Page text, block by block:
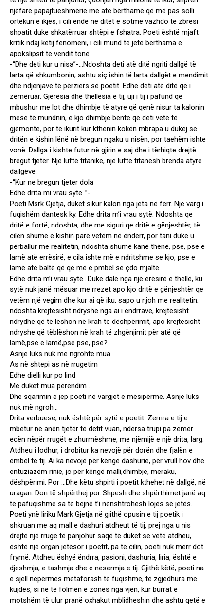
njëfarë papajtueshmërie me atë bërthamë që më pas solli
ortekun e ikjes, i cili ende në ditët e sotme vazhdo të zbresi
shpatit duke shkatërruar shtëpi e fshatra. Poeti është mjaft
kritik ndaj këtij fenomeni, i cili mund të jetë bërthama e
apokslipsit të vendit tonë
-“Dhe deti kur u nisa”-…Ndoshta deti atë ditë ngriti dallgë të
larta që shkumbonin, ashtu siç ishin të larta dallgët e mendimit
dhe ndjenjave të përziers së poetit. Edhe deti atë ditë qe i
zemëruar. Gjërësia dhe thellësia e tij, uji i tij i pafund qe
mbushur me lot dhe dhimbje të atyre që qenë nisur ta kalonin
mese të mundnin, e kjo dhimbje bënte që deti vetë të
gjëmonte, por të ikurit kur kthenin kokën mbrapa u dukej se
dritën e kishin lënë në bregun ngaku u nisën, por taehëm ishte
vonë. Dallga i kishte futur në gjirin e saj dhe i tërhiqte drejtë
bregut tjetër. Një luftë titanike, një luftë titanësh brenda atyre
dallgëve.
-“Kur ne bregun tjeter dola
Edhe drita mi vrau syte .”-
Poeti Msrk Gjetja, duket sikur kalon nga jeta në ferr. Një varg i
fuqishëm dantesk ky. Edhe drita m’i vrau sytë. Ndoshta qe
dritë e fortë, ndoshta, dhe me siguri qe dritë e gënjeshtër, të
cilën shumë e kishin parë vetëm në ëndërr, por tani duke u
përballur me realitetin, ndoshta shumë kanë thënë, pse, pse e
lamë atë errësirë, e cila ishte më e ndritshme se kjo, pse e
lamë atë baltë që qe më e pmbël se çdo mjaltë.
Edhe drita m’i vrau sytë…Duke dalë nga një erësirë e thellë, ku
sytë nuk janë mësuar me rrezet apo kjo dritë e gënjeshtër qe
vetëm një vegim dhe kur ai që iku, sapo u njoh me realitetin,
ndoshta krejtësisht ndryshe nga ai i ëndrrave, krejtësisht
ndrydhe që të lëshon në krah të dëshpërimit, apo krejtësisht
ndryshe që tëblëshon në krah të zhgënjimit për atë që
lamë,pse e lamë,pse pse, pse?
Asnje luks nuk me ngrohte mua
As në shtepi as në rrugetim
Edhe dielli kur po lind
Me duket mua perendim .
Dhe sqarimin e jep poeti në vargjet e mësipërme. Asnjë luks
nuk më ngroh…
Drita verbuese, nuk është për sytë e poetit. Zemra e tij e
mbetur në anën tjetër të detit vuan, ndërsa trupi pa zemër
ecën nëpër rrugët e zhurmëshme, me njëmijë e një drita, larg.
Atdheu i lodhur, i drobitur ka nevojë për dorën dhe fjalën e
ëmbël të tij. Ai ka nevojë për këngë dashurie, për vrull hov dhe
entuziazëm rinie, jo për këngë malli,dhimbje, meraku,
dëshpërimi. Por …Dhe këtu shpirti i poetit kthehet në dallgë, në
uragan. Don të shpërthej por..Shpesh dhe shpërthimet janë aq
të pafuqishme sa të bëjnë t’i nënshtrohesh lojës së jetës.
Poeti ynë liriku Mark Gjetja në gjithë opusin e tij poetik i
shkruan me aq mall e dashuri atdheut të tij, prej nga u nis
drejtë një rruge të panjohur saqë të duket se vetë atdheu,
është një organ jetësor i poetit, pa të cilin, poeti nuk merr dot
frymë. Atdheu ëshyë ëndrra, pasioni, dashuria, liria, është e
djeshmja, e tashmja dhe e nesermja e tij. Gjithë këtë, poeti na
e sjell nëpërmes metaforash të fuqishme, të zgjedhura me
kujdes, si në të folmen e zonës nga vjen, kur burrat e
motshëm të ulur pranë oxhakut mblidheshin dhe ashtu qetë e